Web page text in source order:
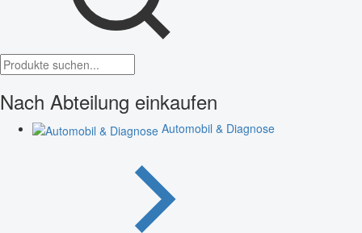
Nach Abteilung einkaufen
Automobil & Diagnose